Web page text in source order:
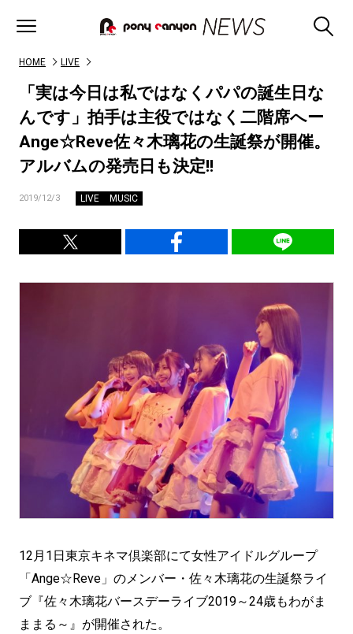
HOME LIVE
「実は今日は私ではなくパパの誕生日な
んです」拍手は主役ではなく二階席へー
Ange☆Reve佐々木璃花の生誕祭が開催。
アルバムの発売日も決定!!
2019/12/3 LIVE MUSIC
12月1日東京キネマ倶楽部にて女性アイドルグループ
「Ange☆Reve」のメンバー・佐々木璃花の生誕祭ライ
ブ『佐々木璃花バースデーライブ2019～24歳もわがま
ままる～』が開催された。